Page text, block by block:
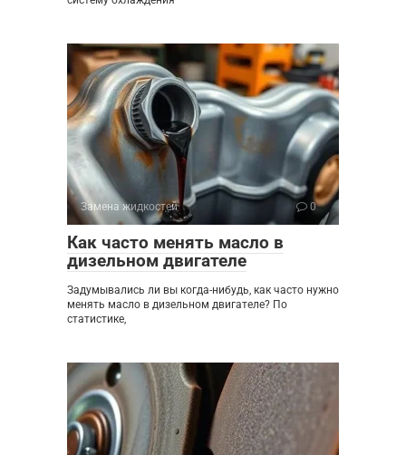
Замена жидкостей 0
Как часто менять масло в
дизельном двигателе
Задумывались ли вы когда-нибудь, как часто нужно
менять масло в дизельном двигателе? По
статистике,